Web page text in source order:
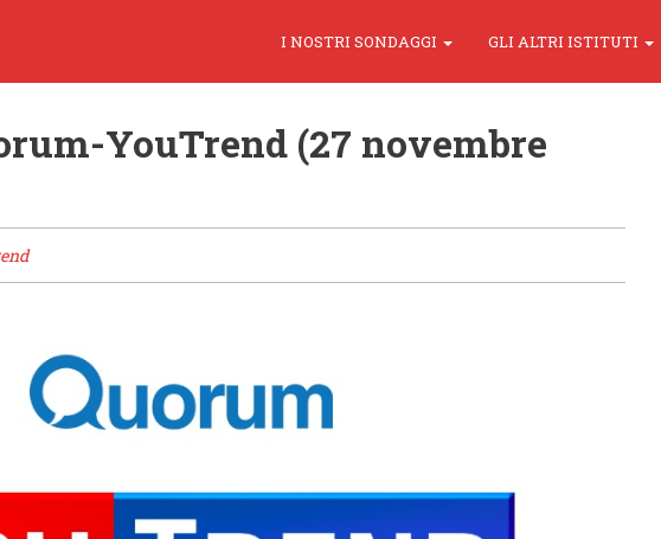
I NOSTRI SONDAGGI GLI ALTRI ISTITUTI
YouTrend (27 novembre